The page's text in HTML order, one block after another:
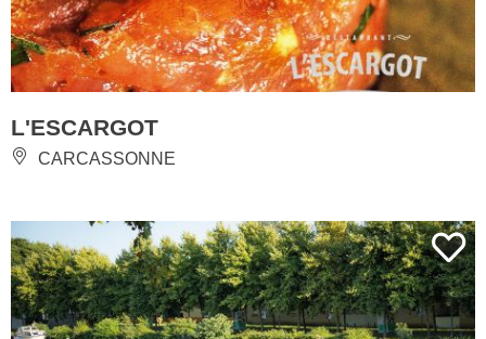
L'ESCARGOT
CARCASSONNE